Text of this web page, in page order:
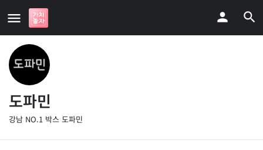
도파민
강남 NO.1 박스 도파민